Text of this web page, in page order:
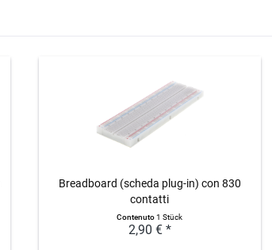
Breadboard (scheda plug-in) con 830
contatti
Contenuto1 Stück
2,90 € *